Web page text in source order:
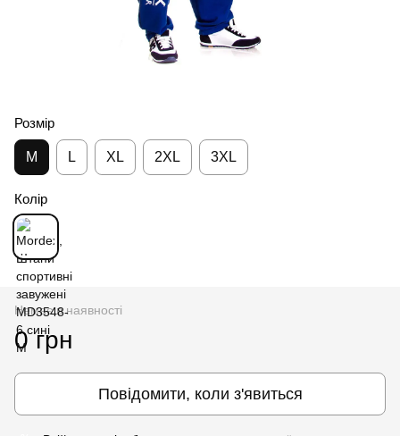
Розмір
M L XL 2XL 3XL
Колір
Немає в наявності
0 грн
Повідомити, коли з'явиться